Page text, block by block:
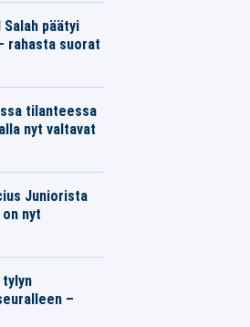
päätyi
rahasta suorat
tilanteessa
nyt valtavat
Juniorista
nyt
–